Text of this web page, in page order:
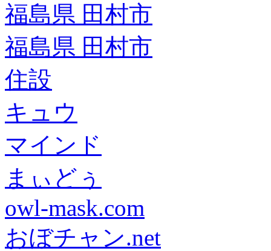
福島県 田村市
福島県 田村市
住設
キュウ
マインド
まぃどぅ
owl-mask.com
おぼチャン.net